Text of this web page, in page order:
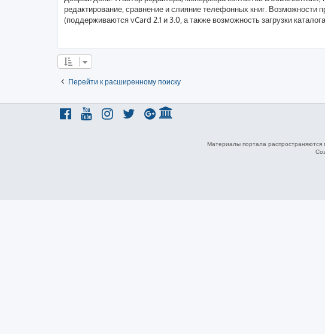
редактирование, сравнение и слияние телефонных книг. Возможности
(поддерживаются vCard 2.1 и 3.0, а также возможность загрузки
Перейти к расширенному поиску
Материалы портала распространяются